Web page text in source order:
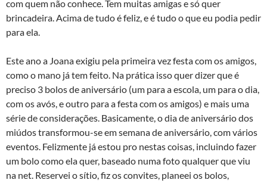
com quem não conhece. Tem muitas amigas e só quer
brincadeira. Acima de tudo é feliz, e é tudo o que eu podia pedir
para ela.
Este ano a Joana exigiu pela primeira vez festa com os amigos,
como o mano já tem feito. Na prática isso quer dizer que é
preciso 3 bolos de aniversário (um para a escola, um para o dia,
com os avós, e outro para a festa com os amigos) e mais uma
série de considerações. Basicamente, o dia de aniversário dos
miúdos transformou-se em semana de aniversário, com vários
eventos. Felizmente já estou pro nestas coisas, incluindo fazer
um bolo como ela quer, baseado numa foto qualquer que viu
na net. Reservei o sí­tio, fiz os convites, planeei os bolos,